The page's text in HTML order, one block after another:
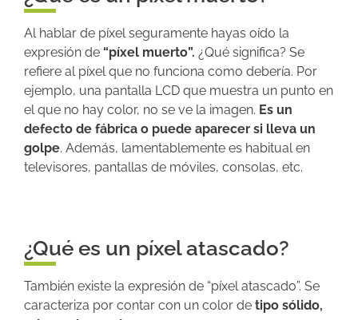
Al hablar de píxel seguramente hayas oído la
expresión de “píxel muerto”. ¿Qué significa? Se
refiere al píxel que no funciona como debería. Por
ejemplo, una pantalla LCD que muestra un punto en
el que no hay color, no se ve la imagen. Es un
defecto de fábrica o puede aparecer si lleva un
golpe. Además, lamentablemente es habitual en
televisores, pantallas de móviles, consolas, etc.
¿Qué es un píxel atascado?
También existe la expresión de “píxel atascado”. Se
caracteriza por contar con un color de tipo sólido,